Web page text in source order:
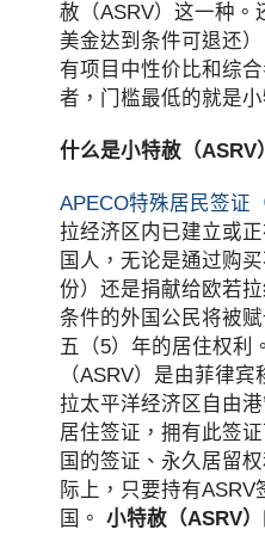
赦（ASRV）这一种。
美金达到条件可退还
有项目中性价比和综
者，门槛最低的就是小
什么是小特赦（ASRV
APECO特殊居民签证
拉经济区内已建立或
国人，无论是通过购
份）还是捐献给欧若
条件的外国公民将被
五（5）年的居住权利
（ASRV）是由菲律
拉太平洋经济区自由
居住签证，拥有此签
国的签证、永久居留
际上，只要持有ASRV
国。小特赦（ASRV